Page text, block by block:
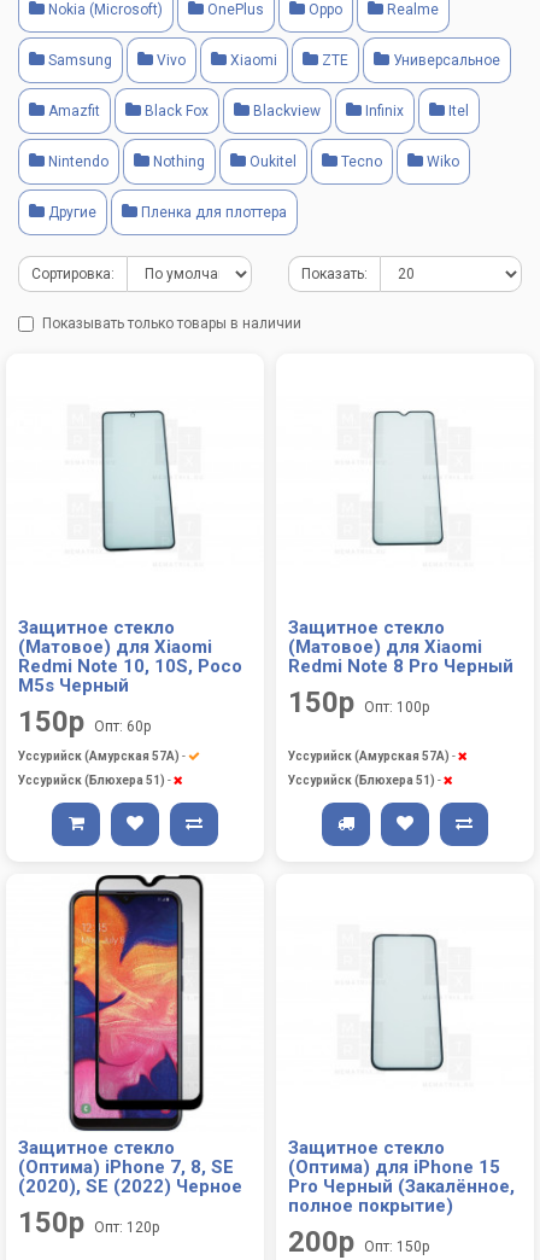
Nokia (Microsoft) OnePlus Oppo Realme
Samsung Vivo Xiaomi ZTE Универсальное
Amazfit Black Fox Blackview Infinix Itel
Nintendo Nothing Oukitel Tecno Wiko
Другие Пленка для плоттера
Сортировка: Показать:
Показывать только товары в наличии
Защитное стекло
(Матовое) для Xiaomi
Redmi Note 10, 10S, Poco
M5s Черный
150р Опт: 60р
Уссурийск (Амурская 57А) -
Уссурийск (Блюхера 51) -
Защитное стекло
(Матовое) для Xiaomi
Redmi Note 8 Pro Черный
150р Опт: 100р
Уссурийск (Амурская 57А) -
Уссурийск (Блюхера 51) -
Защитное стекло
(Оптима) iPhone 7, 8, SE
(2020), SE (2022) Черное
150р Опт: 120р
Защитное стекло
(Оптима) для iPhone 15
Pro Черный (Закалённое,
полное покрытие)
200р Опт: 150р